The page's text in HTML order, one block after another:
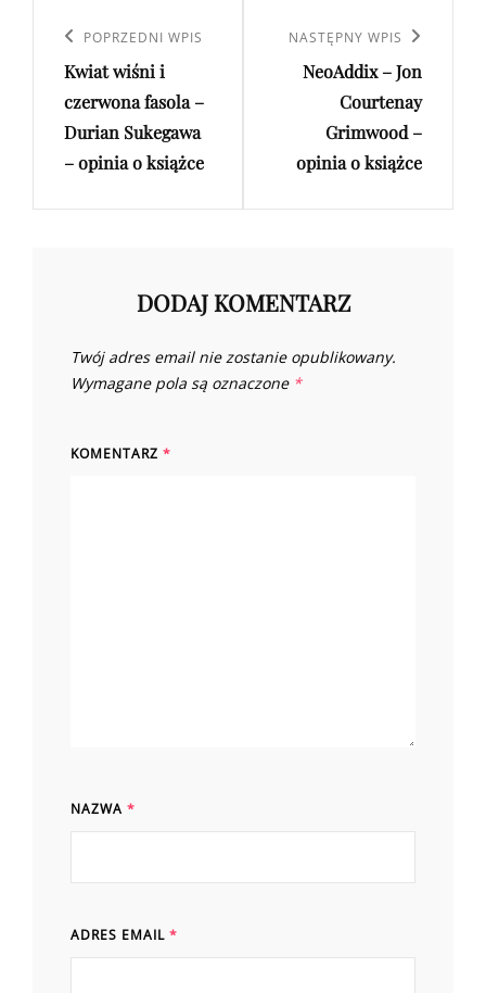
wpisu
Poprzedni
wpis
POPRZEDNI WPIS
Kwiat wiśni i
czerwona fasola –
Durian Sukegawa
– opinia o książce
Następny
wpis
NASTĘPNY WPIS
NeoAddix – Jon
Courtenay
Grimwood –
opinia o książce
DODAJ KOMENTARZ
Twój adres email nie zostanie opublikowany.
Wymagane pola są oznaczone *
KOMENTARZ *
NAZWA *
ADRES EMAIL *